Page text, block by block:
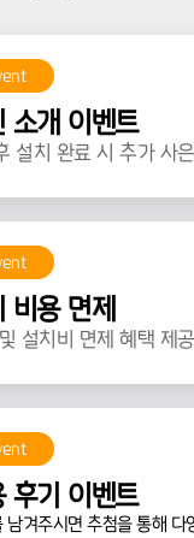
소개 이벤트
설치 완료 시 추가 사
비용 면제
설치비 면제 혜택 제
후기 이벤트
남겨주시면 추첨을 통해 다